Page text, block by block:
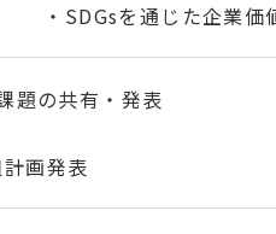
・SDGsを通じた企業価
題の共有・発表
画発表